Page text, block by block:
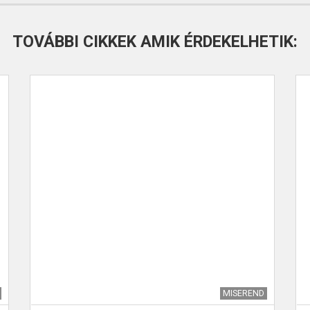
TOVÁBBI CIKKEK AMIK ÉRDEKELHETIK:
MISEREND